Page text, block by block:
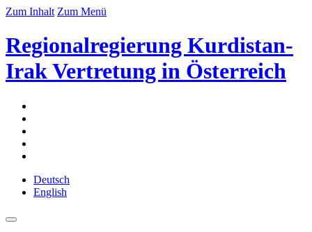
Zum Inhalt Zum Menü
Regionalregierung Kurdistan-
Irak Vertretung in Österreich
Deutsch
English